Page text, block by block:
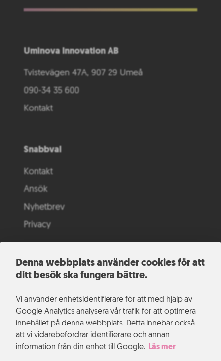
Denna webbplats använder cookies för att
ditt besök ska fungera bättre.
Vi använder enhetsidentifierare för att med hjälp av
Google Analytics analysera vår trafik för att optimera
innehållet på denna webbplats. Detta innebär också
att vi vidarebefordrar identifierare och annan
information från din enhet till Google.
Läs mer
Uminova Innovation AB
Tvistevägen 47A, 907 29 Umeå
090-34 35 600
Kontakt
Snabbval
Kontakt
Ansök
Nyhetbrev
Privacy